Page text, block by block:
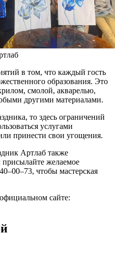
в том, что каждый гость
образования. Это
смолой, акварелью,
другими материалами.
то здесь ограничений
услугами
принести свои угощения.
Артлаб также
присылайте желаемое
чтобы мастерская
сайте: